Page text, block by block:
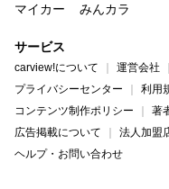
マイカー
みんカラ
サービス
carview!について 運営会社
プライバシーセンター
利用
コンテンツ制作ポリシー
著
広告掲載について
法人加盟
ヘルプ・お問い合わせ